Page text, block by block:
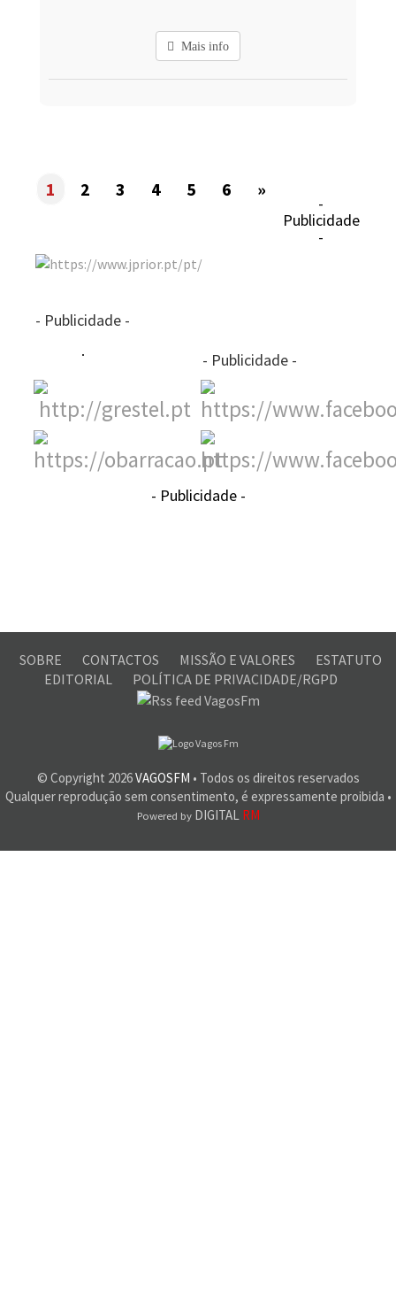
Mais info
1 2 3 4 5 6 »
-
Publicidade
-
- Publicidade -
- Publicidade -
- Publicidade -
SOBRE CONTACTOS MISSÃO E VALORES
ESTATUTO
EDITORIAL
POLÍTICA DE PRIVACIDADE/RGPD
© Copyright 2026VAGOSFM • Todos os direitos reservados
Qualquer reprodução sem consentimento, é expressamente proibida •
Powered byDIGITAL RM